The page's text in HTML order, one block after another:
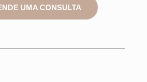
UMA CONSULTA